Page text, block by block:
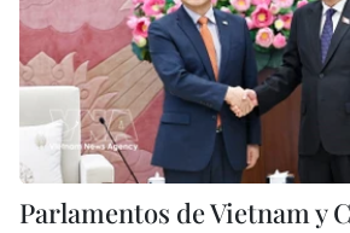
Parlamentos de Vietnam y